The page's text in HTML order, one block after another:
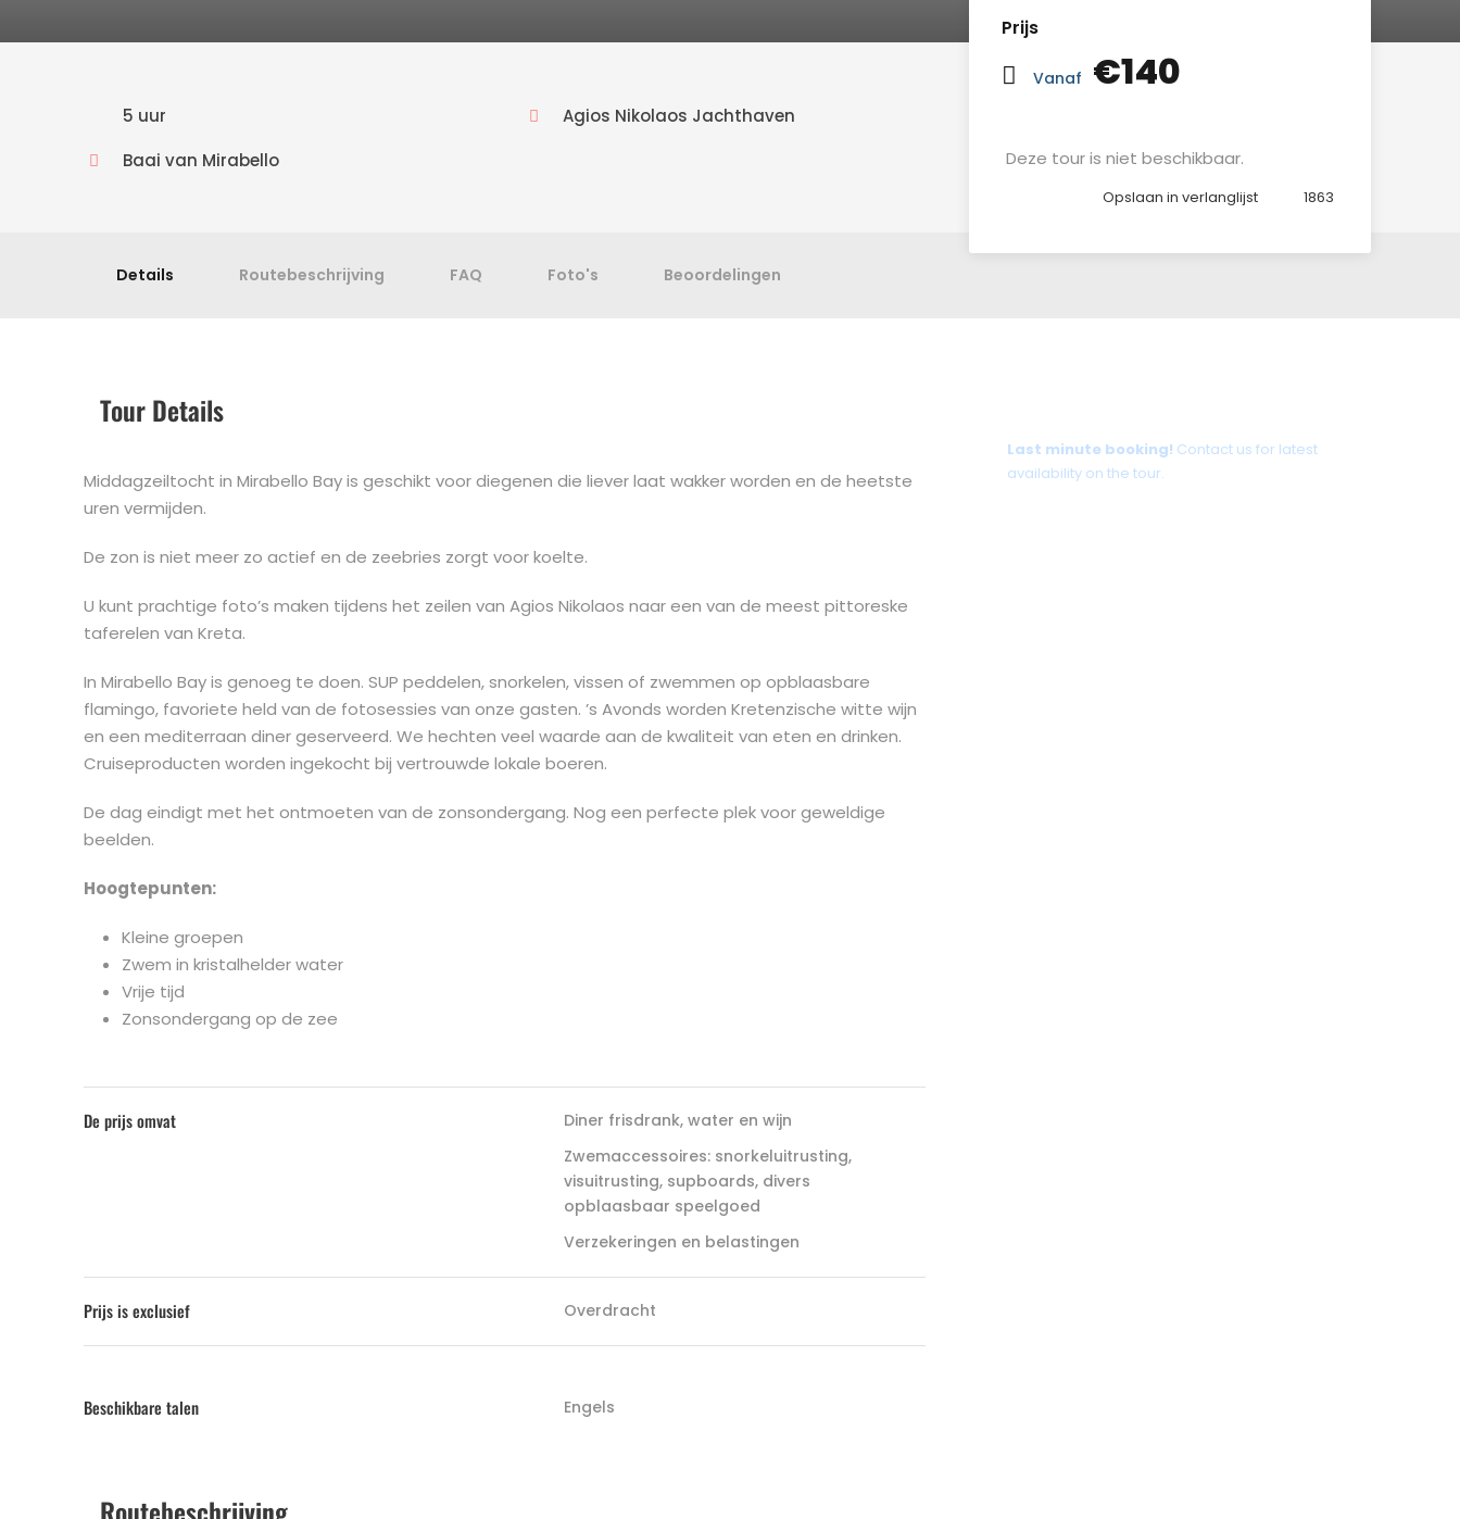
Prijs
Vanaf €140
Deze tour is niet beschikbaar.
Opslaan in verlanglijst 1863
Last minute booking! Contact us for latest
availability on the tour.
5 uur
Agios Nikolaos Jachthaven
Baai van Mirabello
Details Routebeschrijving FAQ Foto's Beoordelingen
Tour Details
Middagzeiltocht in Mirabello Bay is geschikt voor diegenen die liever laat wakker worden en de heetste
uren vermijden.
De zon is niet meer zo actief en de zeebries zorgt voor koelte.
U kunt prachtige foto’s maken tijdens het zeilen van Agios Nikolaos naar een van de meest pittoreske
taferelen van Kreta.
In Mirabello Bay is genoeg te doen. SUP peddelen, snorkelen, vissen of zwemmen op opblaasbare
flamingo, favoriete held van de fotosessies van onze gasten. ’s Avonds worden Kretenzische witte wijn
en een mediterraan diner geserveerd. We hechten veel waarde aan de kwaliteit van eten en drinken.
Cruiseproducten worden ingekocht bij vertrouwde lokale boeren.
De dag eindigt met het ontmoeten van de zonsondergang. Nog een perfecte plek voor geweldige
beelden.
Hoogtepunten:
Kleine groepen
Zwem in kristalhelder water
Vrije tijd
Zonsondergang op de zee
De prijs omvat
Diner frisdrank, water en wijn
Zwemaccessoires: snorkeluitrusting,
visuitrusting, supboards, divers
opblaasbaar speelgoed
Verzekeringen en belastingen
Prijs is exclusief Overdracht
Beschikbare talen Engels